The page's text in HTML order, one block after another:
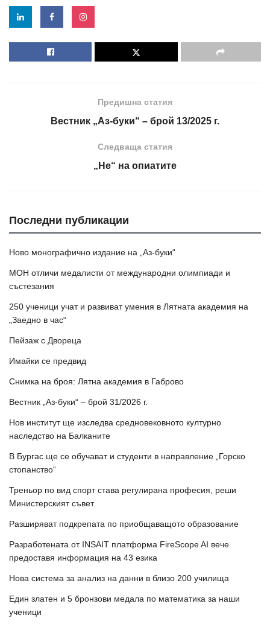
Предишна статия
Вестник „Аз-буки“ – брой 13/2025 г.
Следваща статия
„Не“ на опиатите
Последни публикации
Ново монографично издание на „Аз-буки“
МОН отличи медалисти от международни олимпиади и
състезания
250 ученици учат и развиват умения в Лятната академия на
„Заедно в час“
Пейзаж с Двореца
Имайки се предвид
Снимка на броя: Лятна академия в Габрово
Вестник „Аз-буки“ – брой 31/2026 г.
Нов институт ще изследва средновековното културно
наследство на Балканите
В Бургас ще се обучават и студенти в направление „Горско
стопанство“
Треньор по вид спорт става регулирана професия, реши
Министерският съвет
Разширяват подкрепата по приобщаващото образование
Разработената от INSAIT платформа FireScope AI вече
предоставя информация на 43 езика
Нова система за анализ на данни в близо 200 училища
Един златен и 5 бронзови медала по математика за наши
ученици